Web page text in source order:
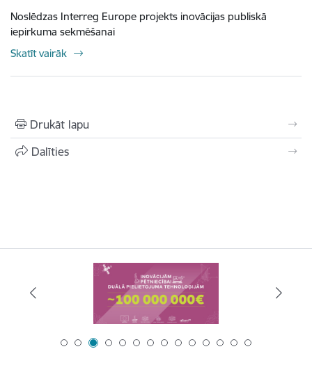
Noslēdzas Interreg Europe projekts inovācijas publiskā
iepirkuma sekmēšanai
Skatīt vairāk
Drukāt lapu
Dalīties